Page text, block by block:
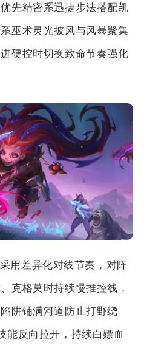
先精密系迅捷步法搭配凯
巫术灵光披风与风暴聚集
硬控时切换致命节奏强化
用差异化对线节奏，对阵
克格莫时持续慢推控线，
阱铺满河道防止打野绕
能反向拉开，持续白嫖血